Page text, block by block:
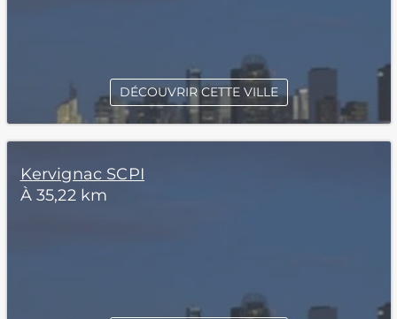
DÉCOUVRIR CETTE VILLE
Kervignac SCPI
À 35,22 km